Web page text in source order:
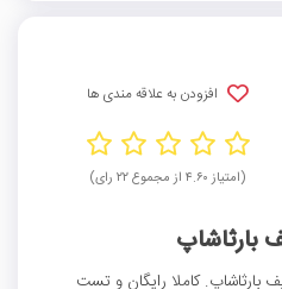
افزودن به علاقه مندی ها
(امتیاز ۴.۶۰ از مجموع ۲۲ رای)
بارثاشاپ
کاملا رایگان و تست